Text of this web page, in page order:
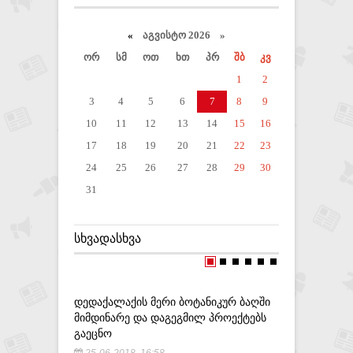
« აგვისტო 2026 »
ორ
სმ ოთ ხთ პრ შბ
კვ
1
2
3
4 5 6 7 8
9
10
11 12 13 14 15
16
17
18 19 20 21 22
23
24
25 26 27 28 29
30
31
ᲡᲮᲕᲐᲓᲐᲡᲮᲕᲐ
ᲓᲔᲓᲐᲥᲐᲚᲐᲥᲘᲡ ᲛᲔᲠᲘ ᲑᲝᲢᲐᲜᲘᲙᲣᲠ ᲑᲐᲦᲨᲘ
ᲛᲘᲛᲓᲘᲜᲐᲠᲔ ᲓᲐ ᲓᲐᲒᲔᲒᲛᲘᲚ ᲞᲠᲝᲔᲥᲢᲔᲑᲡ
ᲒᲐᲔᲪᲜᲝ